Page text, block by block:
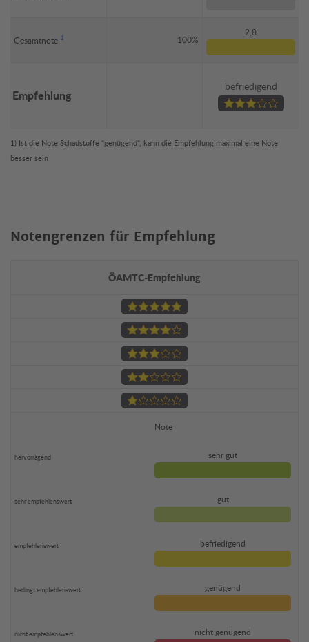
Gesamtnote 1 100%
2,8
Empfehlung
befriedigend
1) Ist die Note Schadstoffe "genügend", kann die Empfehlung maximal eine Note
besser sein
Notengrenzen für Empfehlung
ÖAMTC-Empfehlung
Note
sehr gut
gut
befriedigend
genügend
nicht genügend